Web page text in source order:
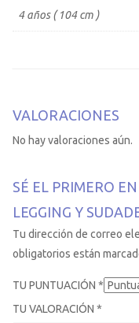
4 años ( 104 cm )
VALORACIONES
No hay valoraciones aún.
SÉ EL PRIMERO
LEGGING Y
Tu dirección de correo
obligatorios están
TU PUNTUACIÓN *
TU VALORACIÓN *